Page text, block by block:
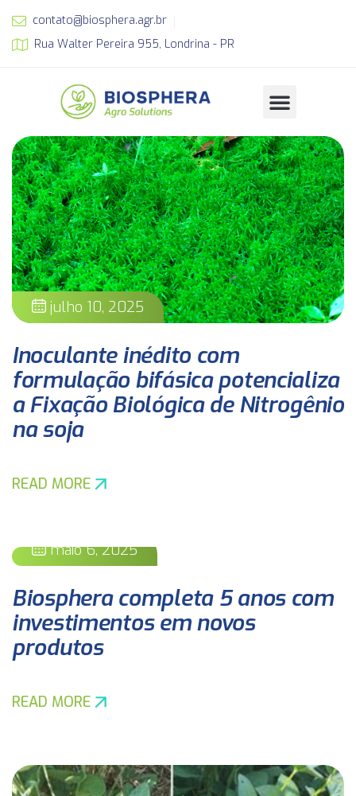
contato@biosphera.agr.br
Rua Walter Pereira 955, Londrina - PR
julho 10, 2025
Inoculante inédito com
formulação bifásica potencializa
a Fixação Biológica de Nitrogênio
na soja
READ MORE
maio 6, 2025
Biosphera completa 5 anos com
investimentos em novos
produtos
READ MORE